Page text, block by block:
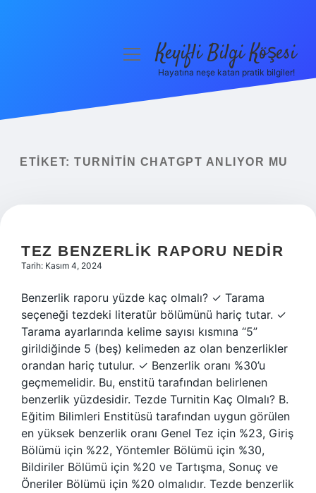
Yasal Uyarı
menüyüKeyifli Bilgi Köşesi
Hayatına neşe katan pratik bilgiler!
ETIKET: TURNITIN CHATGPT ANLIYOR MU
TEZ BENZERLIK RAPORU NEDIR
Tarih: Kasım 4, 2024
Benzerlik raporu yüzde kaç olmalı? ✓ Tarama
seçeneği tezdeki literatür bölümünü hariç tutar. ✓
Tarama ayarlarında kelime sayısı kısmına “5”
girildiğinde 5 (beş) kelimeden az olan benzerlikler
orandan hariç tutulur. ✓ Benzerlik oranı %30’u
geçmemelidir. Bu, enstitü tarafından belirlenen
benzerlik yüzdesidir. Tezde Turnitin Kaç Olmalı? B.
Eğitim Bilimleri Enstitüsü tarafından uygun görülen
en yüksek benzerlik oranı Genel Tez için %23, Giriş
Bölümü için %22, Yöntemler Bölümü için %30,
Bildiriler Bölümü için %20 ve Tartışma, Sonuç ve
Öneriler Bölümü için %20 olmalıdır. Tezde benzerlik